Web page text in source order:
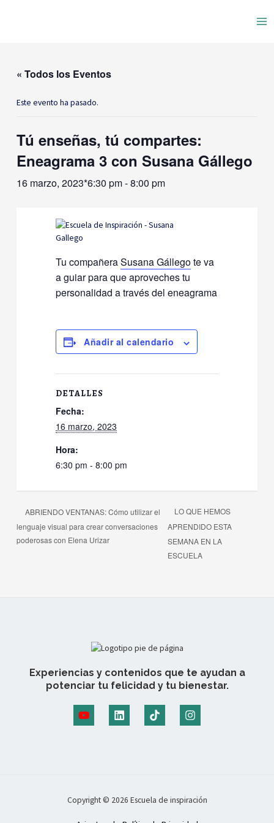
« Todos los Eventos
Este evento ha pasado.
Tú enseñas, tú compartes:
Eneagrama 3 con Susana Gállego
16 marzo, 2023*6:30 pm-8:00 pm
Tu compañeraSusana Gállegote va
a guiar para que aproveches tu
personalidad a través del eneagrama
Añadir al calendario
DETALLES
Fecha:
16 marzo, 2023
Hora:
6:30 pm - 8:00 pm
ABRIENDO VENTANAS: Cómo utilizar el
lenguaje visual para crear conversaciones
poderosas con Elena Urizar
LO QUE HEMOS
APRENDIDO ESTA
SEMANA EN LA
ESCUELA
Experiencias y contenidos que te ayudan a
potenciar tu felicidad y tu bienestar.
Copyright © 2026 Escuela de inspiración